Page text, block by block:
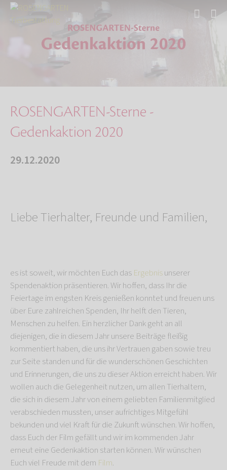
Start Über uns
Aktuelles
ROSENGARTEN-Sterne - Gedenkaktion 2020
ROSENGARTEN-Sterne -
Gedenkaktion 2020
29.12.2020
Liebe Tierhalter, Freunde und Familien,
es ist soweit, wir möchten Euch das Ergebnisunserer
Spendenaktion präsentieren. Wir hoffen, dass Ihr die
Feiertage im engsten Kreis genießen konntet und freuen uns
über Eure zahlreichen Spenden, Ihr helft den Tieren,
Menschen zu helfen. Ein herzlicher Dank geht an all
diejenigen, die in diesem Jahr unsere Beiträge fleißig
kommentiert haben, die uns ihr Vertrauen gaben sowie treu
zur Seite standen und für die wunderschönen Geschichten
und Erinnerungen, die uns zu dieser Aktion erreicht haben. Wir
wollen auch die Gelegenheit nutzen, um allen Tierhaltern,
die sich in diesem Jahr von einem geliebten Familienmitglied
verabschieden mussten, unser aufrichtiges Mitgefühl
bekunden und viel Kraft für die Zukunft wünschen. Wir hoffen,
dass Euch der Film gefällt und wir im kommenden Jahr
erneut eine Gedenkaktion starten können. Wir wünschen
Euch viel Freude mit dem Film.